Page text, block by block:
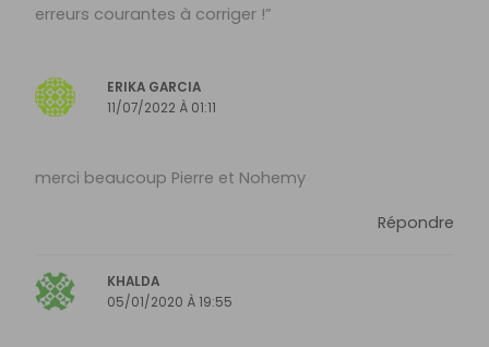
erreurs courantes à corriger !”
ERIKA GARCIA
11/07/2022 À 01:11
merci beaucoup Pierre et Nohemy
Répondre
KHALDA
05/01/2020 À 19:55